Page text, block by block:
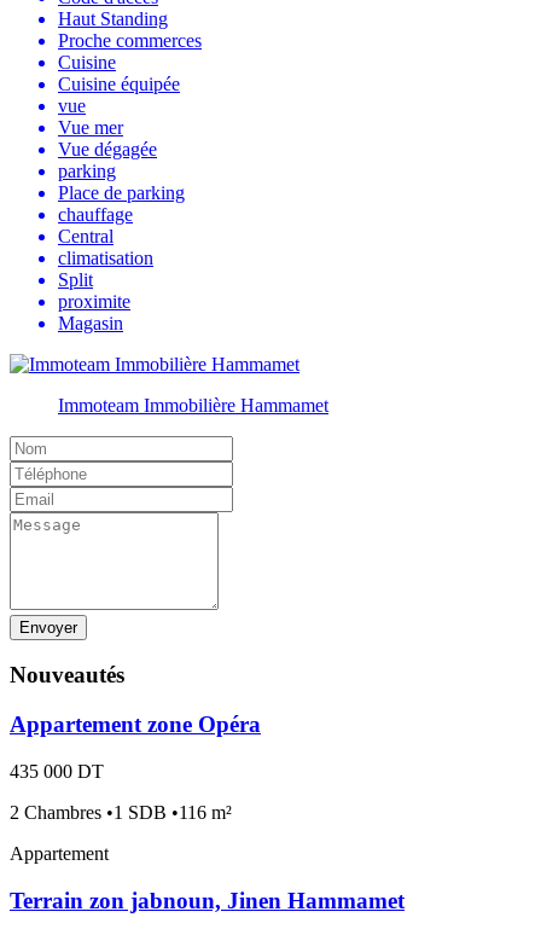
Haut Standing
Proche commerces
Cuisine
Cuisine équipée
vue
Vue mer
Vue dégagée
parking
Place de parking
chauffage
Central
climatisation
Split
proximite
Magasin
Immoteam Immobilière Hammamet
Envoyer
Nouveautés
Appartement zone Opéra
435 000 DT
2 Chambres •1 SDB •116 m²
Appartement
Terrain zon jabnoun, Jinen Hammamet